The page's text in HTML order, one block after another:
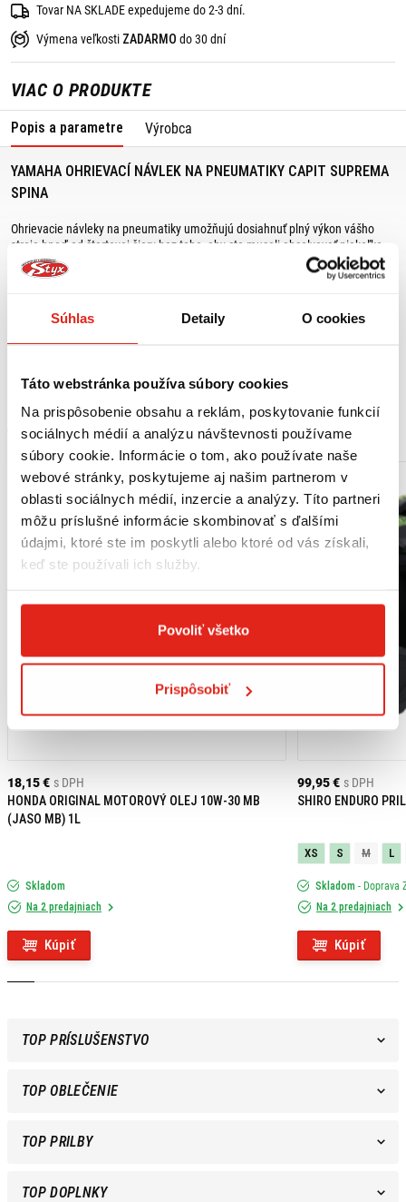
Súhlas Detaily O cookies
Táto webstránka používa súbory cookies
Na prispôsobenie obsahu a reklám, poskytovanie funkcií
sociálnych médií a analýzu návštevnosti používame
súbory cookie. Informácie o tom, ako používate naše
webové stránky, poskytujeme aj našim partnerom v
oblasti sociálnych médií, inzercie a analýzy. Títo partneri
môžu príslušné informácie skombinovať s ďalšími
údajmi, ktoré ste im poskytli alebo ktoré od vás získali,
keď ste používali ich služby.
Povoliť všetko
Prispôsobiť
Tovar NA SKLADE expedujeme do 2-3 dní.
Výmena veľkosti ZADARMO do 30 dní
VIAC O PRODUKTE
Popis a parametre Výrobca
YAMAHA OHRIEVACÍ NÁVLEK NA PNEUMATIKY CAPIT SUPREMA
SPINA
Ohrievacie návleky na pneumatiky umožňujú dosiahnuť plný výkon vášho
stroja hneď od štartovej čiary bez toho, aby ste museli absolvovať niekoľko
kôl na zahriatie pneumatík.
- obsahuje patentovanú technológiu CAPIT bez termostatu,
- osvedčená kvalita využívaná hlavnými továrenskými tímami Yamaha,
MOHLO BY SA VÁM PÁČIŤ
18,15 € s DPH
HONDA ORIGINAL MOTOROVÝ OLEJ 10W-30 MB
(JASO MB) 1L
Skladom
Na 2 predajniach
Kúpiť
99,95 € s DPH
SHIRO ENDURO
XS S M L
Skladom - Doprava
Na 2 predajniach
Kúpiť
TOP PRÍSLUŠENSTVO
TOP OBLEČENIE
TOP PRILBY
TOP DOPLNKY